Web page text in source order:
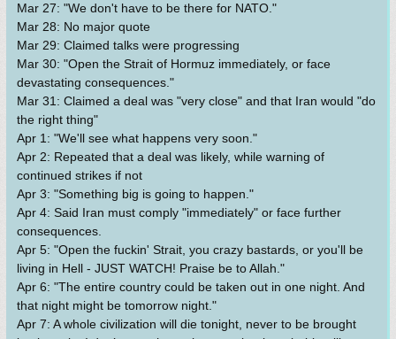
Mar 27: "We don't have to be there for NATO."
Mar 28: No major quote
Mar 29: Claimed talks were progressing
Mar 30: "Open the Strait of Hormuz immediately, or face
devastating consequences."
Mar 31: Claimed a deal was "very close" and that Iran would "do
the right thing"
Apr 1: "We'll see what happens very soon."
Apr 2: Repeated that a deal was likely, while warning of
continued strikes if not
Apr 3: "Something big is going to happen."
Apr 4: Said Iran must comply "immediately" or face further
consequences.
Apr 5: "Open the fuckin' Strait, you crazy bastards, or you'll be
living in Hell - JUST WATCH! Praise be to Allah."
Apr 6: "The entire country could be taken out in one night. And
that night might be tomorrow night."
Apr 7: A whole civilization will die tonight, never to be brought